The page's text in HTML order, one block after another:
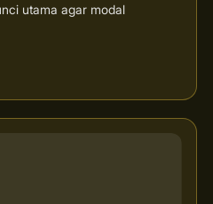
utama agar modal